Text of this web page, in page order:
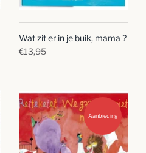
Wat zit er in je buik, mama ?
€13,95
Aanbieding